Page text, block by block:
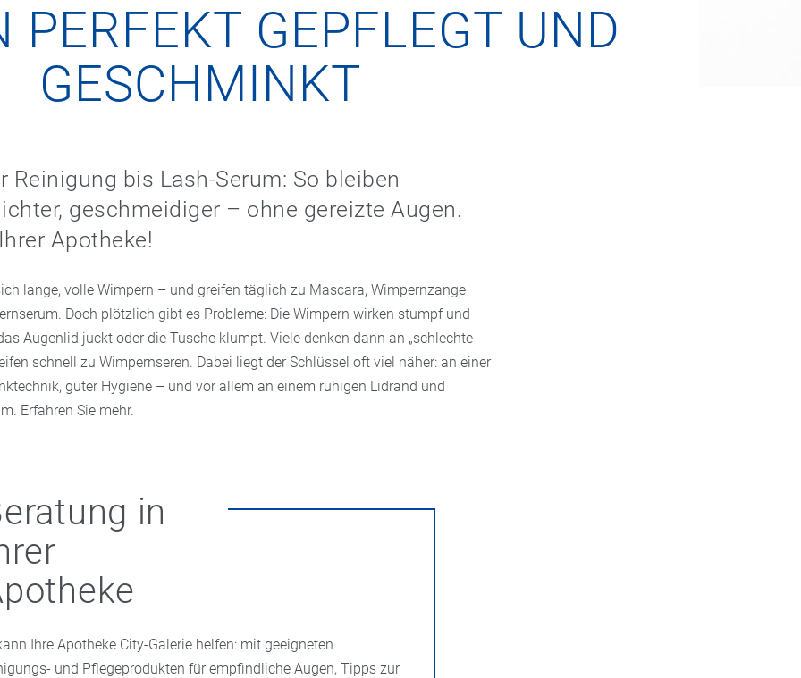
PERFEKT GEPFLEGT UND
GESCHMINKT
Reinigung bis Lash-Serum: So bleiben
geschmeidiger – ohne gereizte Augen.
Apotheke!
lange, volle Wimpern – und greifen täglich zu Mascara, Wimpernzange
Doch plötzlich gibt es Probleme: Die Wimpern wirken stumpf und
Augenlid juckt oder die Tusche klumpt. Viele denken dann an „schlechte
schnell zu Wimpernseren. Dabei liegt der Schlüssel oft viel näher: an einer
guter Hygiene – und vor allem an einem ruhigen Lidrand und
Erfahren Sie mehr.
in
Ihre Apotheke City-Galerie helfen: mit geeigneten
und Pflegeprodukten für empfindliche Augen, Tipps zur